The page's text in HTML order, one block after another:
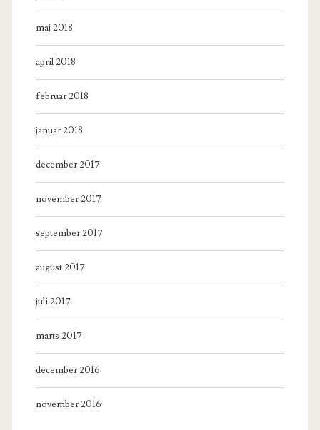
maj 2018
april 2018
februar 2018
januar 2018
december 2017
november 2017
september 2017
august 2017
juli 2017
marts 2017
december 2016
november 2016